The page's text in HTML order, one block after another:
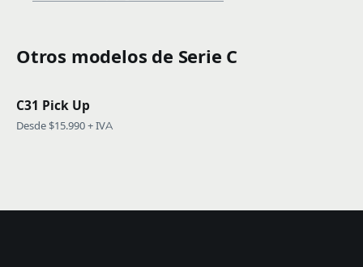
Otros modelos de Serie C
C31 Pick Up
Desde $15.990 + IVA